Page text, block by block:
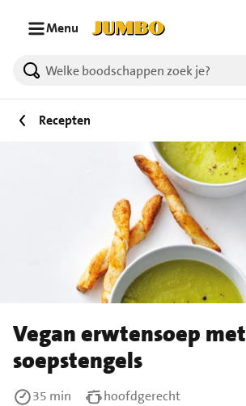
Menu
Recepten
Vegan erwtensoep met
soepstengels
35 min
hoofdgerecht